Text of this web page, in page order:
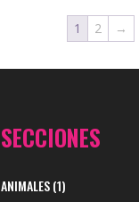
1 2 →
SECCIONES
ANIMALES(1)